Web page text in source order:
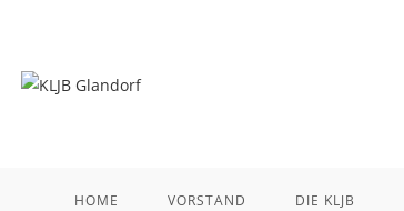
HOME VORSTAND DIE KLJB